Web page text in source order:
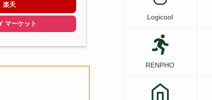
楽天
マーケット
Logicool
RENPHO